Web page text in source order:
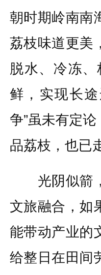
朝时期岭南南
荔枝味道更美
脱水、冷冻
鲜，实现长
争”虽未有定
品荔枝，也已
光阴似箭，
文旅融合，如
能带动产业的
给整日在田间